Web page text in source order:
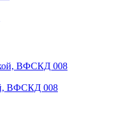
ВФСКД 008